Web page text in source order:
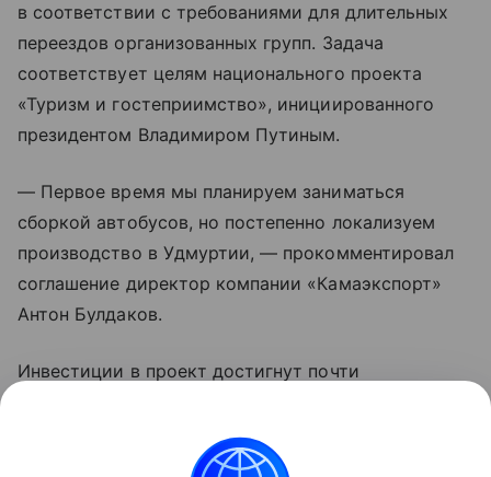
в соответствии с требованиями для длительных
переездов организованных групп. Задача
соответствует целям национального проекта
«Туризм и гостеприимство», инициированного
президентом Владимиром Путиным.
— Первое время мы планируем заниматься
сборкой автобусов, но постепенно локализуем
производство в Удмуртии, — прокомментировал
соглашение директор компании «Камаэкспорт»
Антон Булдаков.
Инвестиции в проект достигнут почти
смогут работать более ста жителей республики.
В перспективе здесь наладят выпуск и другой